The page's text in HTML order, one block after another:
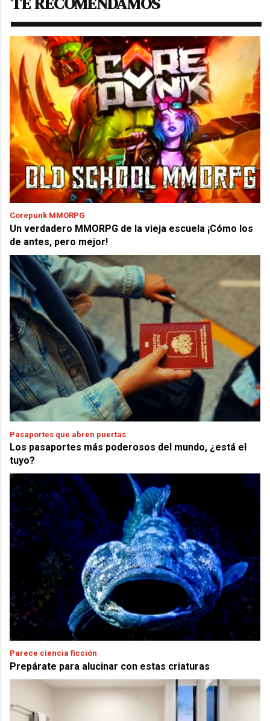
Corepunk MMORPG
Un verdadero MMORPG de la vieja escuela ¡Cómo los
de antes, pero mejor!
Pasaportes que abren puertas
Los pasaportes más poderosos del mundo, ¿está el
tuyo?
Parece ciencia ficción
Prepárate para alucinar con estas criaturas